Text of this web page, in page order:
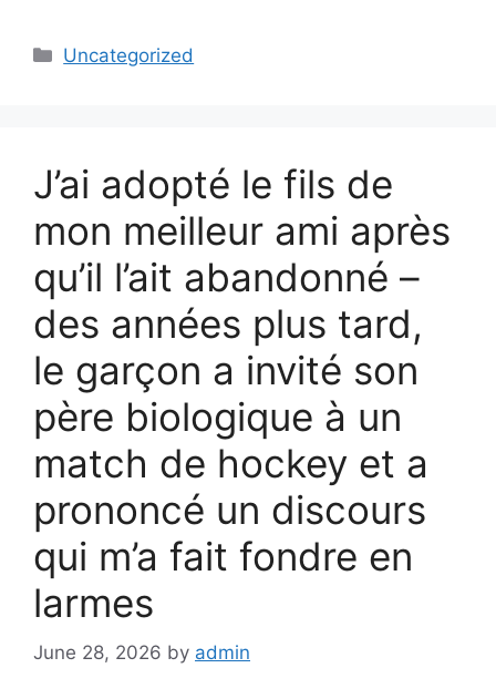
Categories
Uncategorized
J’ai adopté le fils de
mon meilleur ami après
qu’il l’ait abandonné –
des années plus tard,
le garçon a invité son
père biologique à un
match de hockey et a
prononcé un discours
qui m’a fait fondre en
larmes
June 28, 2026 by admin